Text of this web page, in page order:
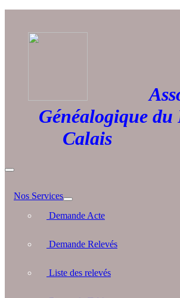
Généalogique du
Calais
Nos Services
Demande Acte
Demande Relevés
Liste des relevés